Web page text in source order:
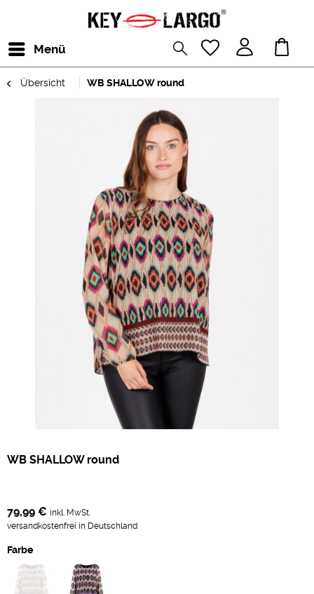
Menü
Übersicht WB SHALLOW round
WB SHALLOW round
79,99 € inkl. MwSt.
versandkostenfrei in Deutschland
Farbe